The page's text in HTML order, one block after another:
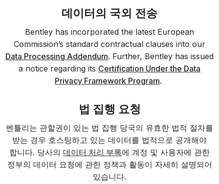
데이터의 국외 전송
Bentley has incorporated the latest European
Commission’s standard contractual clauses into our
Data Processing Addendum. Further, Bentley has issued
a notice regarding its Certification Under the Data
Privacy Framework Program.
법 집행 요청
벤틀리는 관할권이 있는 법 집행 당국의 유효한 법적 절차를
받는 경우 호스팅하고 있는 데이터를 법적으로 공개해야
합니다. 당사의 데이터 처리 부록에 계정 및 사용자에 관한
정부의 데이터 요청에 관한 정책과 활동이 자세히 설명되어
있습니다.